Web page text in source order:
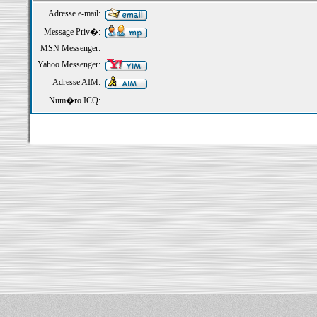
Adresse e-mail:
Message Priv�:
MSN Messenger:
Yahoo Messenger:
Adresse AIM:
Num�ro ICQ: